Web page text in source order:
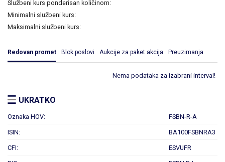
Službeni kurs ponderisan količinom:
Minimalni službeni kurs:
Maksimalni službeni kurs:
Redovan promet Blok poslovi Aukcije za paket akcija Preuzimanja
Nema podataka za izabrani interval!
UKRATKO
Oznaka HOV: FSBN-R-A
ISIN: BA100FSBNRA3
CFI: ESVUFR